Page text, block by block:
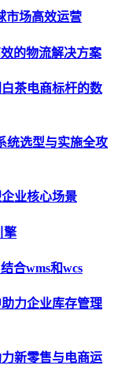
市场高效运营
的物流解决方案
茶电商标杆的数
统选型与实施全攻
业核心场景
擎
合wms和wcs
力企业库存管理
新零售与电商运